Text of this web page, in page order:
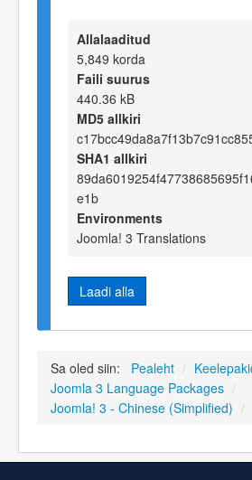
Allalaaditud
5,849 korda
Faili suurus
440.36 kB
MD5 allkiri
SHA1 allkiri
e1b
Environments
Joomla! 3 Translations
Laadi alla
Sa oled siin: Pealeht /
Joomla 3 Language Packages /
Joomla! 3 - Chinese (Simplified) /